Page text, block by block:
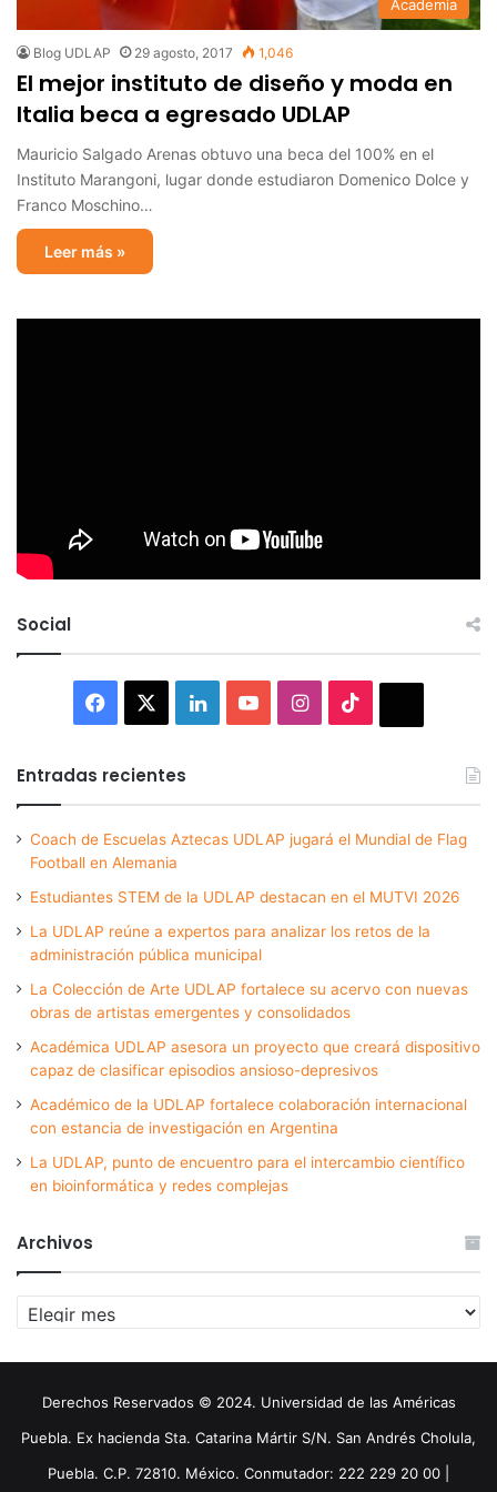
Academia
Blog UDLAP 29 agosto, 2017 1,046
El mejor instituto de diseño y moda en
Italia beca a egresado UDLAP
Mauricio Salgado Arenas obtuvo una beca del 100% en el
Instituto Marangoni, lugar donde estudiaron Domenico Dolce y
Franco Moschino…
Leer más »
Social
Facebook LinkedInYouTubeInstagram
Entradas recientes
Coach de Escuelas Aztecas UDLAP jugará el Mundial de Flag
Football en Alemania
Estudiantes STEM de la UDLAP destacan en el MUTVI 2026
La UDLAP reúne a expertos para analizar los retos de la
administración pública municipal
La Colección de Arte UDLAP fortalece su acervo con nuevas
obras de artistas emergentes y consolidados
Académica UDLAP asesora un proyecto que creará dispositivo
capaz de clasificar episodios ansioso-depresivos
Académico de la UDLAP fortalece colaboración internacional
con estancia de investigación en Argentina
La UDLAP, punto de encuentro para el intercambio científico
en bioinformática y redes complejas
Archivos
Archivos
Derechos Reservados © 2024. Universidad de las Américas
Puebla. Ex hacienda Sta. Catarina Mártir S/N. San Andrés Cholula,
Puebla. C.P. 72810. México. Conmutador: 222 229 20 00 |